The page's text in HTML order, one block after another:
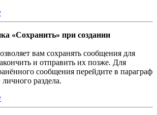
«Сохранить» при создании
вам сохранять сообщения для
и отправить их позже. Для
сообщения перейдите в параграф
раздела.